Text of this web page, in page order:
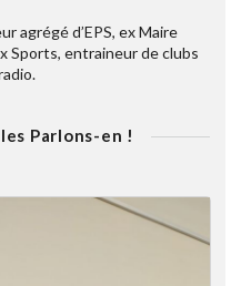
agrégé d’EPS, ex Maire
Sports, entraineur de clubs
Parlons-en !